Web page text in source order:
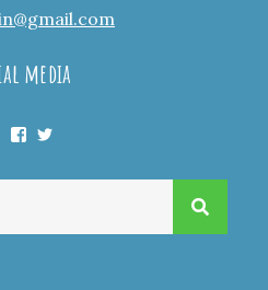
media
Facebook